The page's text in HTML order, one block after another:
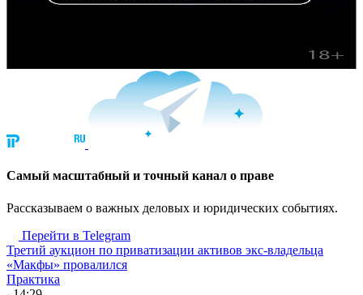
Cамый масштабный и точный канал о праве
Рассказываем о важных деловых и юридических событиях.
Перейти в Telegram
Третий аукцион по приватизации активов экс-владельца
«Макфы» провалился
Практика